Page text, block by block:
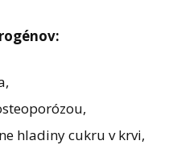
hladiny cukru v krvi,